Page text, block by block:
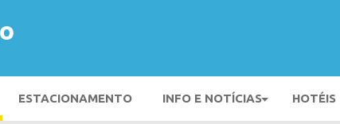
ESTACIONAMENTO INFO E NOTÍCIAS HOTÉIS